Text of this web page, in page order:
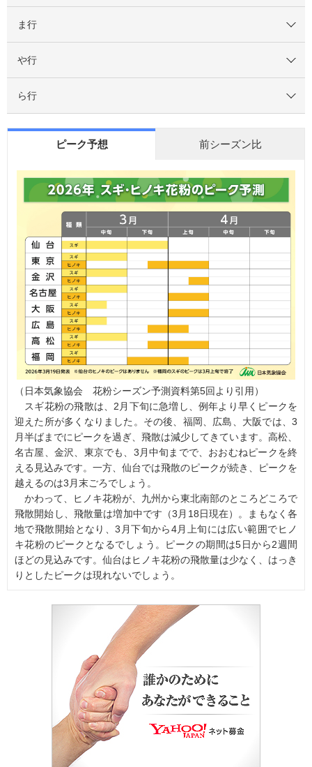
ま行
や行
ら行
ピーク予想 前シーズン比
（日本気象協会 花粉シーズン予測資料第5回より引用）
スギ花粉の飛散は、2月下旬に急増し、例年より早くピークを
迎えた所が多くなりました。その後、福岡、広島、大阪では、3
月半ばまでにピークを過ぎ、飛散は減少してきています。高松、
名古屋、金沢、東京でも、3月中旬までで、おおむねピークを終
える見込みです。一方、仙台では飛散のピークが続き、ピークを
越えるのは3月末ごろでしょう。
かわって、ヒノキ花粉が、九州から東北南部のところどころで
飛散開始し、飛散量は増加中です（3月18日現在）。まもなく各
地で飛散開始となり、3月下旬から4月上旬には広い範囲でヒノ
キ花粉のピークとなるでしょう。ピークの期間は5日から2週間
ほどの見込みです。仙台はヒノキ花粉の飛散量は少なく、はっき
りとしたピークは現れないでしょう。